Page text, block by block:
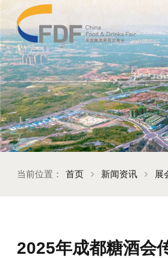
当前位置： 首页 新闻资讯 展
2025年成都糖酒会